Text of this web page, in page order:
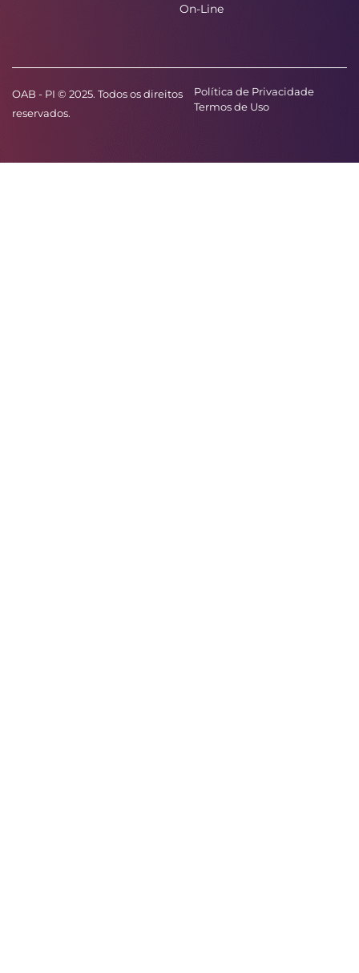
On-Line
OAB - PI © 2025. Todos os direitos
reservados.
Política de Privacidade
Termos de Uso